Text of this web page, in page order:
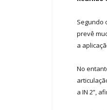
Segundo
prevê
a
No
a IN 2”,